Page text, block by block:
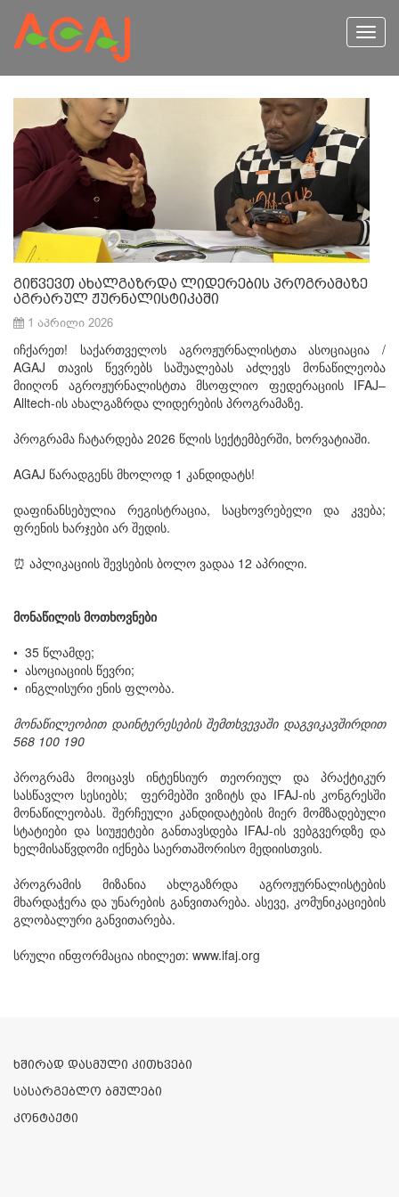
გიწვევთ ახალგაზრდა ლიდერების პროგრამაზე
აგრარულ ჟურნალისტიკაში
1 აპრილი 2026
იჩქარეთ! საქართველოს აგროჟურნალისტთა ასოციაცია /
AGAJ თავის წევრებს საშუალებას აძლევს მონაწილეობა
მიიღონ აგროჟურნალისტთა მსოფლიო ფედერაციის IFAJ–
Alltech-ის ახალგაზრდა ლიდერების პროგრამაზე.
პროგრამა ჩატარდება 2026 წლის სექტემბერში, ხორვატიაში.
AGAJ წარადგენს მხოლოდ 1 კანდიდატს!
დაფინანსებულია რეგისტრაცია, საცხოვრებელი და კვება;
ფრენის ხარჯები არ შედის.
⏰ აპლიკაციის შევსების ბოლო ვადაა 12 აპრილი.
მონაწილის მოთხოვნები
•⁠ ⁠35 წლამდე;
•⁠ ⁠ასოციაციის წევრი;
•⁠ ⁠ინგლისური ენის ფლობა.
მონაწილეობით დაინტერესების შემთხვევაში დაგვიკავშირდით
568 100 190
პროგრამა მოიცავს ინტენსიურ თეორიულ და პრაქტიკურ
სასწავლო სესიებს; ფერმებში ვიზიტს და IFAJ-ის კონგრესში
მონაწილეობას. შერჩეული კანდიდატების მიერ მომზადებული
სტატიები და სიუჟეტები განთავსდება IFAJ-ის ვებგვერდზე და
ხელმისაწვდომი იქნება საერთაშორისო მედიისთვის.
პროგრამის მიზანია ახლგაზრდა აგროჟურნალისტების
მხარდაჭერა და უნარების განვითარება. ასევე, კომუნიკაციების
გლობალური განვითარება.
სრული ინფორმაცია იხილეთ: www.ifaj.org
ხშირად დასმული კითხვები
სასარგებლო ბმულები
კონტაქტი